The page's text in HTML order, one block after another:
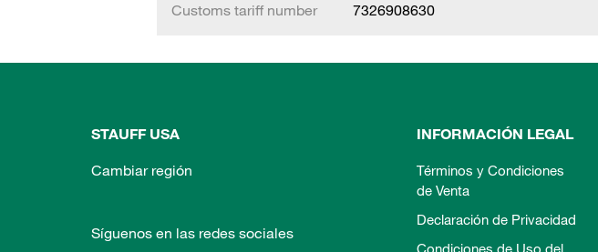
Customs tariff number 7326908630
STAUFF USA
Cambiar región
Síguenos en las redes sociales
INFORMACIÓN LEGAL
Términos y Condiciones
de Venta
Declaración de Privacidad
Condiciones de Uso del